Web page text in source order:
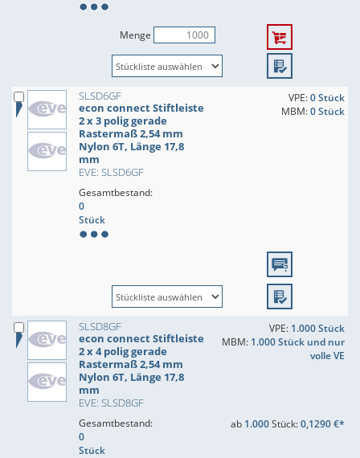
Menge
SLSD6GF
econ connect Stiftleiste
2 x 3 polig gerade
Rastermaß 2,54 mm
Nylon 6T, Länge 17,8
mm
EVE: SLSD6GF
VPE:0 Stück
MBM:0 Stück
Gesamtbestand:
0
Stück
SLSD8GF
econ connect Stiftleiste
2 x 4 polig gerade
Rastermaß 2,54 mm
Nylon 6T, Länge 17,8
mm
EVE: SLSD8GF
VPE: 1.000 Stück
MBM: 1.000 Stück und nur
volle VE
Gesamtbestand:
0
Stück
ab 1.000Stück:0,1290 €*